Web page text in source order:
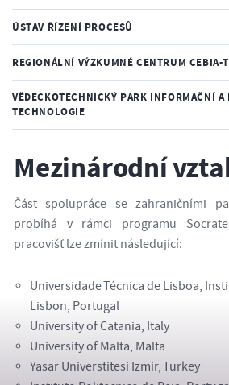
ÚSTAV ŘÍZENÍ PROCESŮ
REGIONÁLNÍ VÝZKUMNÉ CENTRUM CEBIA-
VĚDECKOTECHNICKÝ PARK INFORMAČNÍ
TECHNOLOGIE
Mezinárodní
Část spolupráce se zahraničními
probíhá v rámci programu
pracovišť lze zmínit následující:
Universidade Técnica de Lisboa,
Lisbon, Portugal
University of Catania, Italy
University of Malta, Malta
Yasar Universtitesi Izmir, Turkey